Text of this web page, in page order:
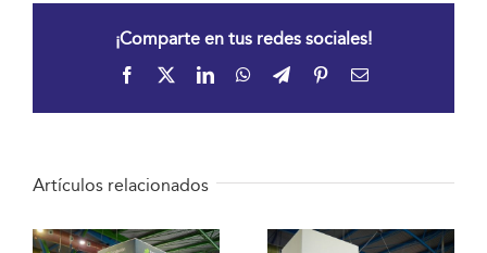
¡Comparte en tus redes sociales!
Facebook LinkedInWhatsApp
TelegramPinterestCorreo
Artículos relacionados